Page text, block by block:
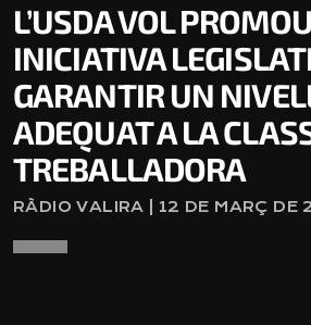
L’USDA VOL
INICIATIVA
GARANTIR UN
ADEQUAT A LA
TREBALLADORA
RÀDIO VALIRA | 12 DE MARÇ DE